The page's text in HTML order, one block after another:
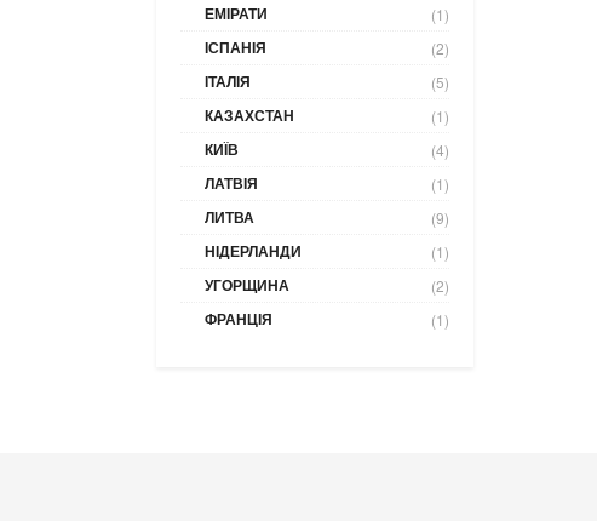
ЕМІРАТИ (1)
ІСПАНІЯ (2)
ІТАЛІЯ (5)
КАЗАХСТАН (1)
КИЇВ (4)
ЛАТВІЯ (1)
ЛИТВА (9)
НІДЕРЛАНДИ (1)
УГОРЩИНА (2)
ФРАНЦІЯ (1)